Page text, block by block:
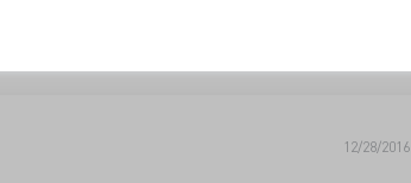
12/28/2016